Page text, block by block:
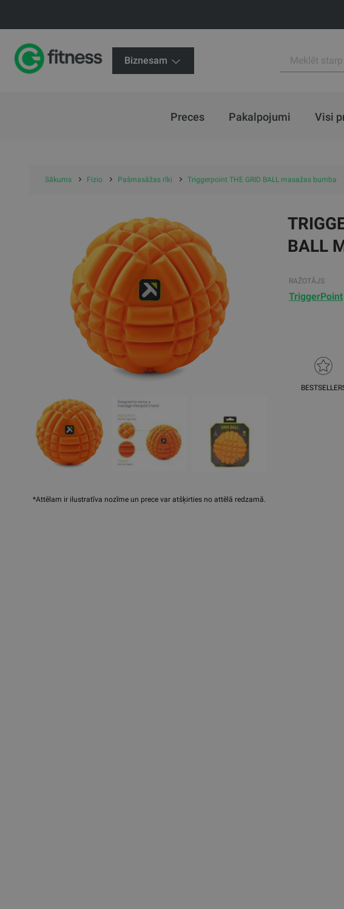
Biznesam
Preces Pakalpojumi Visi
Sākums Fizio Pašmasāžas rīki Triggerpoint THE GRID BALL masažas bumba
*Attēlam ir ilustratīva nozīme un prece var atšķirties no attēlā redzamā.
BALL
RAŽOTĀJS
TriggerPoint